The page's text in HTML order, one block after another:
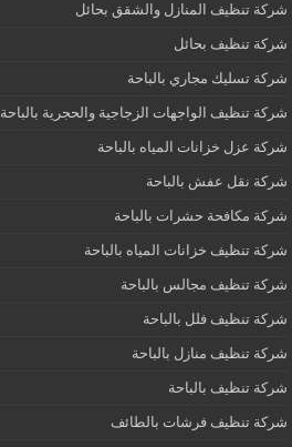
شركة تنظيف المنازل والشقق بحائل
شركة تنظيف بحائل
شركة تسليك مجاري بالباحة
شركة تنظيف الواجهات الزجاجية والحجرية بالباحة
شركة عزل خزانات المياه بالباحة
شركة نقل عفش بالباحة
شركة مكافحة حشرات بالباحة
شركة تنظيف خزانات المياه بالباحة
شركة تنظيف مجالس بالباحة
شركة تنظيف فلل بالباحة
شركة تنظيف منازل بالباحة
شركة تنظيف بالباحة
شركة تنظيف فرشات بالطائف